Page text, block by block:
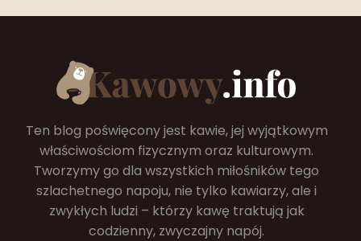
Ten blog poświęcony jest kawie, jej wyjątkowym
właściwościom fizycznym oraz kulturowym.
Tworzymy go dla wszystkich miłośników tego
szlachetnego napoju, nie tylko kawiarzy, ale i
zwykłych ludzi – którzy kawę traktują jak
codzienny, zwyczajny napój.